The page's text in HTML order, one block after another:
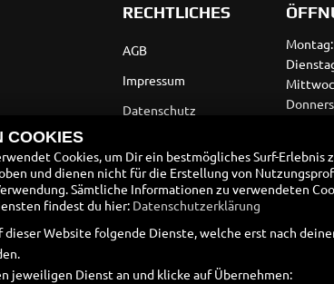
RECHTLICHES
AGB
Impressum
Datenschutz
Barrierefreiheit
Batteriegesetz
Altölverordnung
Montag:
COOKIES
Cookies, um Dir ein bestmögliches Surf-Erlebnis
und dienen nicht für die Erstellung von
Sämtliche Informationen zu verwendeten
findest du hier: Datenschutzerklärung
dieser Website folgende Dienste, welche erst nach
jeweiligen Dienst an und klicke auf Übernehmen: